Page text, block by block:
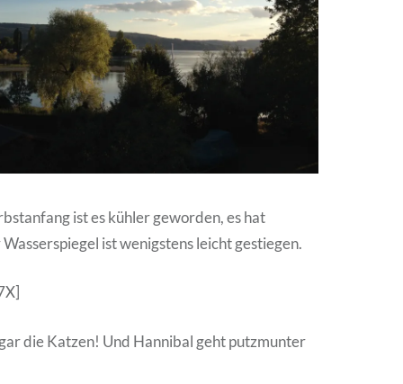
ist es kühler geworden, es hat
ist wenigstens leicht gestiegen.
die Katzen! Und Hannibal geht putzmunter